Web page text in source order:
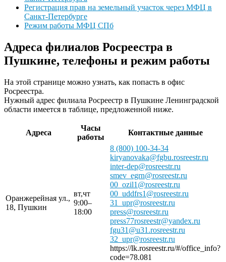
Регистрация прав на земельный участок через МФЦ в
Санкт-Петербурге
Режим работы МФЦ СПб
Адреса филиалов Росреестра в
Пушкине, телефоны и режим работы
На этой странице можно узнать, как попасть в офис
Росреестра.
Нужный адрес филиала Росреестр в Пушкине Ленинградской
области имеется в таблице, предложенной ниже.
Адреса
Часы
работы
Контактные данные
Оранжерейная ул.,
18, Пушкин
вт,чт
9:00–
18:00
8 (800) 100-34-34
kiryanovaka@fgbu.rosreestr.ru
inter-dep@rosreestr.ru
smev_egrn@rosreestr.ru
00_ozil1@rosreestr.ru
00_uddfrs1@rosreestr.ru
31_upr@rosreestr.ru
press@rosreestr.ru
press77rosreestr@yandex.ru
fgu31@u31.rosreestr.ru
32_upr@rosreestr.ru
https://lk.rosreestr.ru/#/office_info?
code=78.081